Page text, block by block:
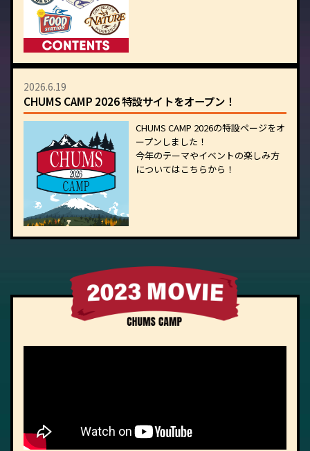
2026.6.19
CHUMS CAMP 2026 特設サイトをオープン！
CHUMS CAMP 2026の特設ページをオ
ープンしました！
今年のテーマやイベントの楽しみ方
についてはこちらから！